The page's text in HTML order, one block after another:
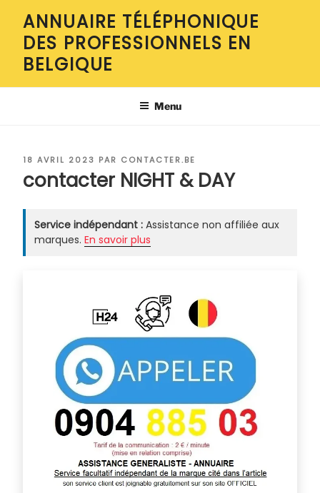
contenu
principal
ANNUAIRE TÉLÉPHONIQUE
DES PROFESSIONNELS EN
BELGIQUE
Menu
PUBLIÉ
18 AVRIL 2023 PAR CONTACTER.BE
contacter NIGHT & DAY
Service indépendant : Assistance non affiliée aux
marques. En savoir plus